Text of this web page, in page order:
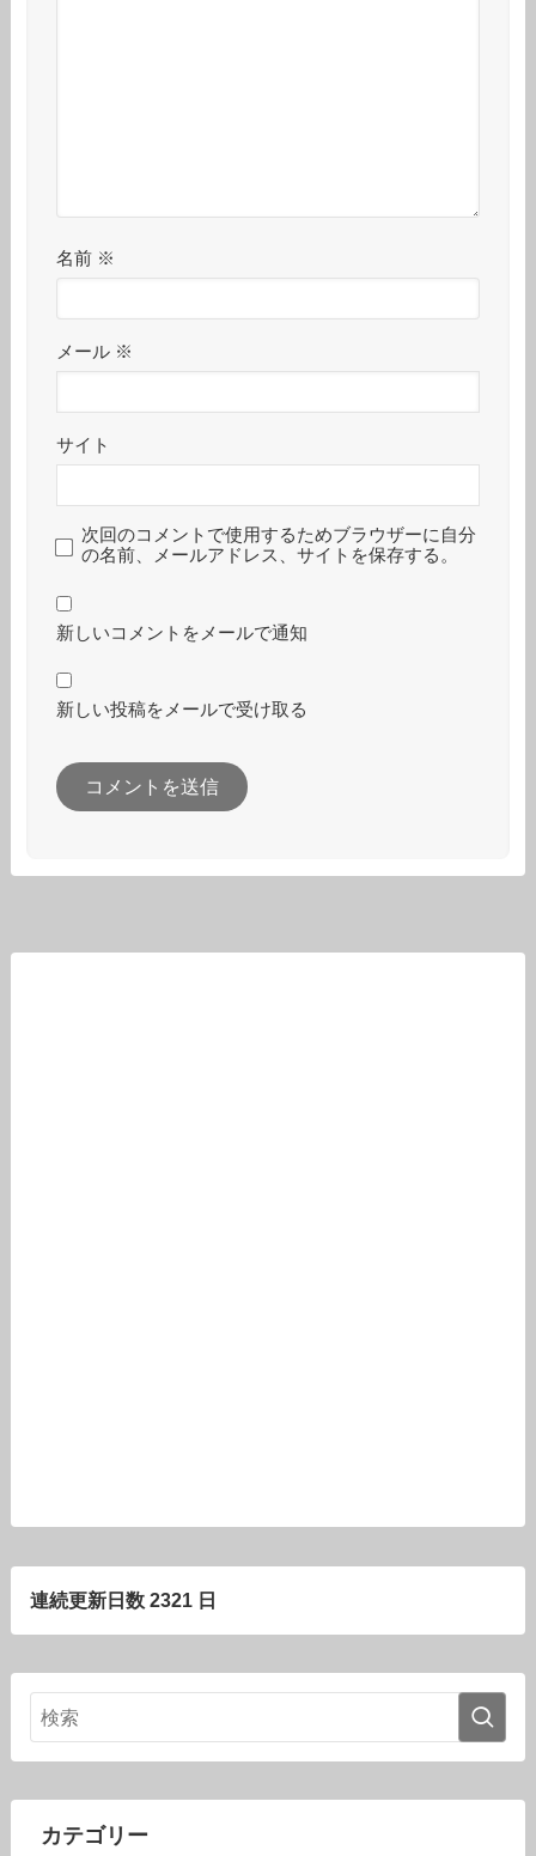
名前 ※
メール ※
サイト
次回のコメントで使用するためブラウザーに自分
の名前、メールアドレス、サイトを保存する。
新しいコメントをメールで通知
新しい投稿をメールで受け取る
連続更新日数 2321 日
カテゴリー